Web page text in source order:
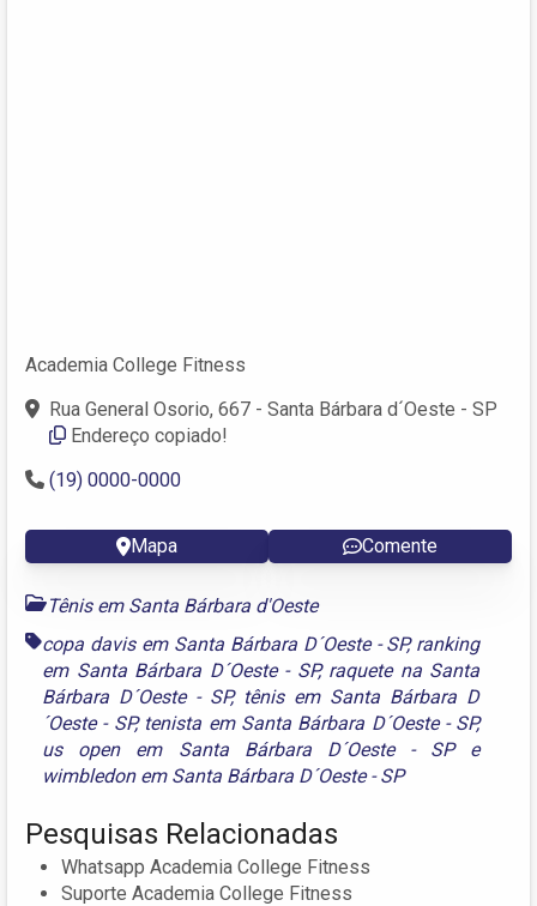
Academia College Fitness
Rua General Osorio, 667 - Santa Bárbara d´Oeste - SP
Endereço copiado!
(19) 0000-0000
Mapa Comente
Tênis em Santa Bárbara d'Oeste
copa davis em Santa Bárbara D´Oeste - SP, ranking
em Santa Bárbara D´Oeste - SP, raquete na Santa
Bárbara D´Oeste - SP, tênis em Santa Bárbara D
´Oeste - SP, tenista em Santa Bárbara D´Oeste - SP,
us open em Santa Bárbara D´Oeste - SPe
wimbledon em Santa Bárbara D´Oeste - SP
Pesquisas Relacionadas
Whatsapp Academia College Fitness
Suporte Academia College Fitness